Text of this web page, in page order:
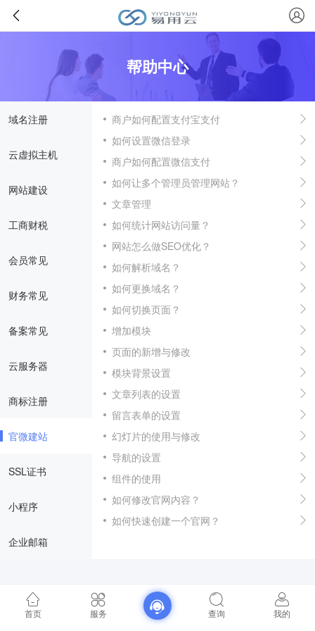
帮助中心
域名注册
云虚拟主机
网站建设
工商财税
会员常见
财务常见
备案常见
云服务器
商标注册
官微建站
SSL证书
小程序
企业邮箱
商户如何配置支付宝支付
如何设置微信登录
商户如何配置微信支付
如何让多个管理员管理网站？
文章管理
如何统计网站访问量？
网站怎么做SEO优化？
如何解析域名？
如何更换域名？
如何切换页面？
增加模块
页面的新增与修改
模块背景设置
文章列表的设置
留言表单的设置
幻灯片的使用与修改
导航的设置
组件的使用
如何修改官网内容？
如何快速创建一个官网？
首页 服务 查询 我的